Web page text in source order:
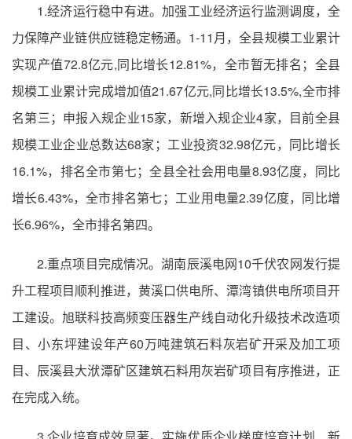
1.经济运行稳中有进。加强工业经济运行监测调度，全
力保障产业链供应链稳定畅通。1-11月，全县规模工业累计
实现产值72.8亿元,同比增长12.81%，全市暂无排名；全县
规模工业累计完成增加值21.67亿元,同比增长13.5%,全市排
名第三；申报入规企业15家，新增入规企业4家，目前全县
规模工业企业总数达68家；工业投资32.98亿元，同比增长
16.1%，排名全市第七；全县全社会用电量8.93亿度，同比
增长6.43%，全市排名第七；工业用电量2.39亿度，同比增
长6.96%，全市排名第四。
2.重点项目完成情况。湖南辰溪电网10千伏农网发行提
升工程项目顺利推进，黄溪口供电所、潭湾镇供电所项目开
工建设。旭联科技高频变压器生产线自动化升级技术改造项
目、小东坪建设年产60万吨建筑石料灰岩矿开采及加工项
目、辰溪县大洑潭矿区建筑石料用灰岩矿项目有序推进，正
在完成入统。